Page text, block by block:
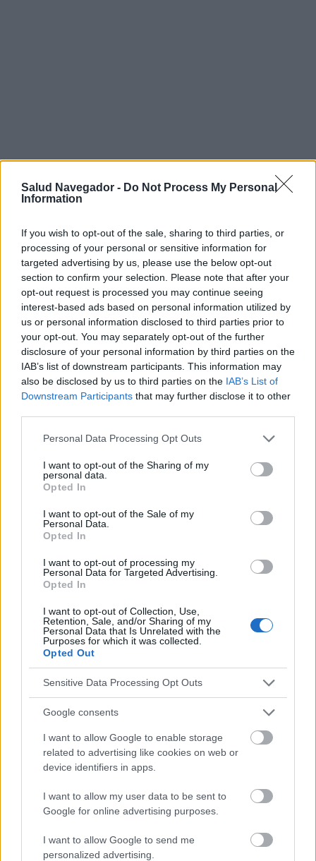
Salud Navegador - Do Not Process My Personal
Information
If you wish to opt-out of the sale, sharing to third parties, or
processing of your personal or sensitive information for
targeted advertising by us, please use the below opt-out
section to confirm your selection. Please note that after your
opt-out request is processed you may continue seeing
interest-based ads based on personal information utilized by
us or personal information disclosed to third parties prior to
your opt-out. You may separately opt-out of the further
disclosure of your personal information by third parties on the
IAB’s list of downstream participants. This information may
also be disclosed by us to third parties on the IAB’s List of
Downstream Participants that may further disclose it to other
Please note that this website/app uses one or more Google
not limited to your visit or usage behaviour. You may click to
grant or deny consent to Google and its third-party tags to
use your data for below specified purposes in below Google
consent section.
Personal Data Processing Opt Outs
I want to opt-out of the Sharing of my
personal data.
Opted In
I want to opt-out of the Sale of my
Personal Data.
Opted In
I want to opt-out of processing my
Personal Data for Targeted Advertising.
Opted In
I want to opt-out of Collection, Use,
Retention, Sale, and/or Sharing of my
Personal Data that Is Unrelated with the
Purposes for which it was collected.
Opted Out
Sensitive Data Processing Opt Outs
Google consents
I want to allow Google to enable storage
related to advertising like cookies on web or
device identifiers in apps.
I want to allow my user data to be sent to
Google for online advertising purposes.
I want to allow Google to send me
personalized advertising.
¿Quiere estar al día? Síganos en G oogleNews
RELACIONADO
Temas Cámara lenta Extremidad-tremor
Neurodegeneración Parkinson's disease
Receptores de dopamina
deutsch polskim
[1]. J. Sienkiewicz: Guía para personas con enfermedad de
Parkinson. Varsovia 2007 [2]. A. Zajkowska: La enfermedad de
http://www.parkinsonfundacja.pl/datastore/download/poradni
kdlaosobzchp2007.pdf
El contenido y los materiales de este sitio son de carácter
educativo e informativo. El editor y los redactores del sitio no son
responsables de los efectos de su aplicación. Antes de aplicar
con un médico.
Publicidad: